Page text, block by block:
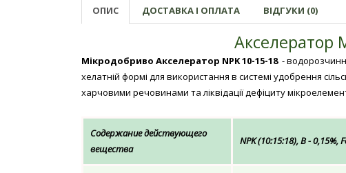
ОПИС ДОСТАВКА І ОПЛАТА ВІДГУКИ (0)
Акселератор
Мікродобриво Акселератор NPK 10-15-18 -
хелатній формі для використання в системі удобрення
харчовими речовинами та ліквідації дефіциту
Содержание действующего
вещества
NPK (10:15:18), В - 0,15%,